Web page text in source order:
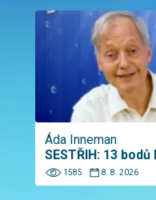
Áda Inneman
SESTŘIH: 13
1585 8. 8. 2026